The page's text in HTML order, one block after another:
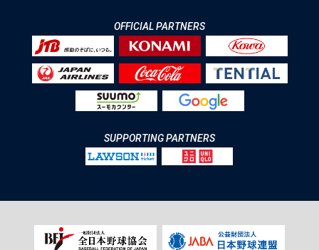
OFFICIAL PARTNERS
SUPPORTING PARTNERS